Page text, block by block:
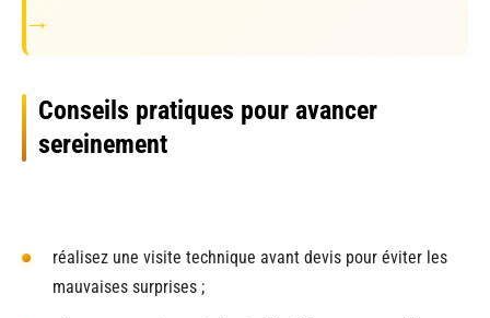
Conseils pratiques pour avancer
sereinement
réalisez une visite technique avant devis pour éviter les
mauvaises surprises ;